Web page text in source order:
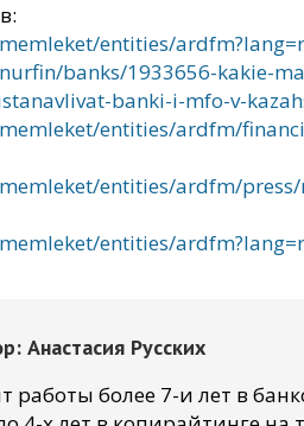
entities/
banks/1933656-kakie-
banki-i-mfo-v-
entities/ardfm/
entities/ardfm/
entities/
Анастасия Русских
работы более 7-и лет в